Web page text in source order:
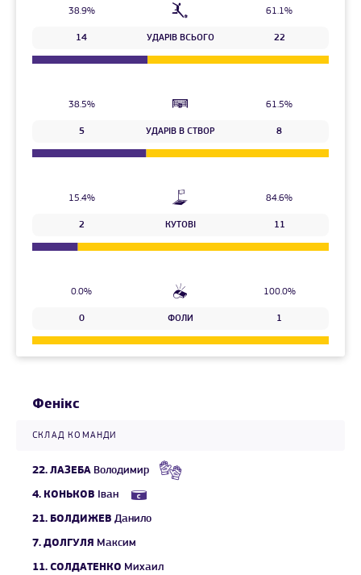
38.9% 61.1%
14 УДАРІВ ВСЬОГО 22
38.5% 61.5%
5 УДАРІВ В СТВОР 8
15.4% 84.6%
2 КУТОВІ 11
0.0% 100.0%
0 ФОЛИ 1
Фенікс
СКЛАД КОМАНДИ
22. ЛАЗЕБА Володимир
4. КОНЬКОВ Іван
21. БОЛДИЖЕВ Данило
7. ДОЛГУЛЯ Максим
11. СОЛДАТЕНКО Михаил